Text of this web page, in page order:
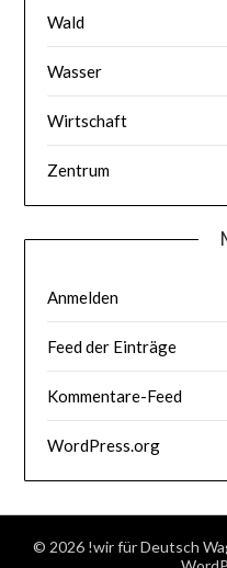
Wald
Wasser
Wirtschaft
Zentrum
Anmelden
Feed der Einträge
Kommentare-Feed
WordPress.org
© 2026 !wir für Deutsch